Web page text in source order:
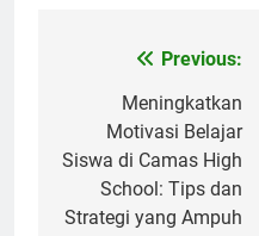
NavigasiPrevious:
Meningkatkan
Motivasi Belajar
Siswa di Camas High
School: Tips dan
Strategi yang Ampuh